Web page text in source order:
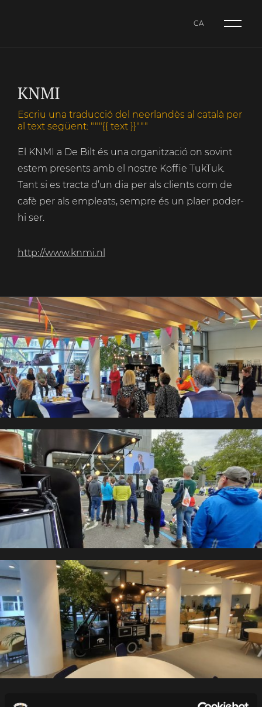
CA
KNMI
Escriu una traducció del neerlandès al català per
al text següent: """{{ text }}"""
El KNMI a De Bilt és una organització on sovint
estem presents amb el nostre Koffie TukTuk.
Tant si es tracta d’un dia per als clients com de
cafè per als empleats, sempre és un plaer poder-
hi ser.
http://www.knmi.nl